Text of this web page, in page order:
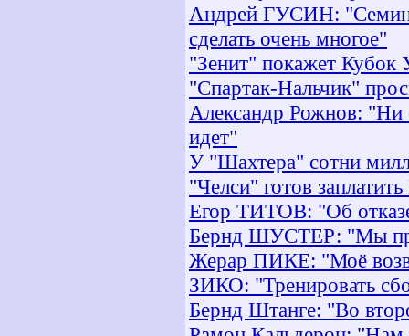
Андрей ГУСИН: "Семин
сделать очень многое"
"Зенит" покажет
"Спартак-Нальчик"
Александр Рожнов: "Ни
идет"
У "Шахтера" сотни
"Челси" готов
Егор ТИТОВ: "Об
Бернд ШУСТЕР: "Мы
Жерар ПИКЕ: "Моё
ЗИКО: "Тренировать
Бернд Штанге: "Во